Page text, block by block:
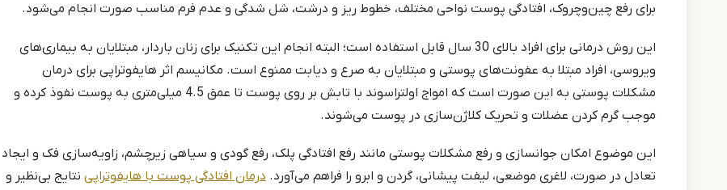
برای رفع چین‌وچروک، افتادگی پوست نواحی مختلف، خطوط ریز و درشت، شل شدگی و عدم فرم مناسب صورت انجام می‌شود.
این روش درمانی برای افراد بالای 30 سال قابل استفاده است؛ البته انجام این تکنیک برای زنان باردار، مبتلایان به بیماری‌های
ویروسی، افراد مبتلا به عفونت‌های پوستی و مبتلایان به صرع و دیابت ممنوع است. مکانیسم اثر هایفوتراپی برای درمان
مشکلات پوستی به این صورت است که امواج اولتراسوند با تابش بر روی پوست تا عمق 4.5 میلی‌متری به پوست نفوذ کرده و
موجب گرم کردن عضلات و تحریک کلاژن‌سازی در پوست می‌شوند.
این موضوع امکان جوانسازی و رفع مشکلات پوستی مانند رفع افتادگی پلک، رفع گودی و سیاهی زیرچشم، زاویه‌سازی فک و ایجاد
تعادل در صورت، لاغری موضعی، لیفت پیشانی، گردن و ابرو را فراهم می‌آورد.درمان افتادگی پوست با هایفوتراپی نتایج بی‌نظیر و